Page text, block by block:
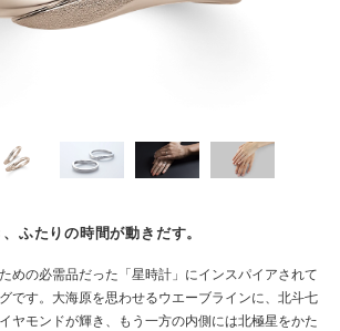
ふたりの時間が動きだす。
めの必需品だった「星時計」にインスパイアされて
です。大海原を思わせるウエーブラインに、北斗七
ヤモンドが輝き、もう一方の内側には北極星をかた